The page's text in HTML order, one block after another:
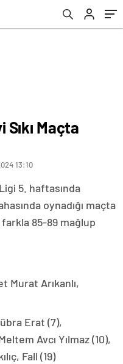
Maçta
13:10
5. haftasında
oynadığı maçta
farkla 85-89 mağlup
Murat Arıkanlı,
Erat (7),
Avcı Yılmaz (10),
Fall (19)